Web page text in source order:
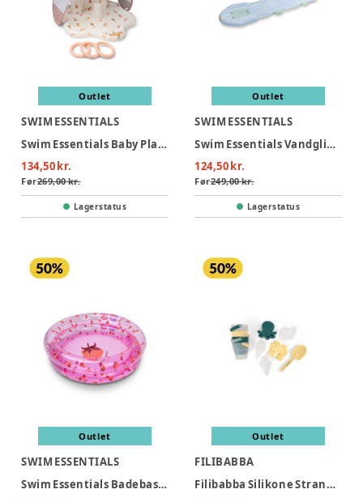
Outlet
SWIM ESSENTIALS
Swim Essentials Baby Plaskestol Med Skygge - Mermaid Bubbles
134,50 kr.
Før269,00 kr.
Lagerstatus
Outlet
SWIM ESSENTIALS
Swim Essentials Vandglidebane 550 cm - Crocodile
124,50 kr.
Før249,00 kr.
Lagerstatus
Outlet
SWIM ESSENTIALS
Swim Essentials Badebassin 60 cm - Strawberry Fields
Outlet
FILIBABBA
Filibabba Silikone Strandsæt - Konfetti